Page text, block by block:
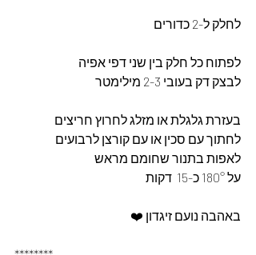
לחלק ל-2 כדורים
לפתוח כל חלק בין שני דפי אפיה
לבצק דק בעובי 2-3 מילימטר
בעזרת גלגלת או מזלג לחרוץ חריצים
לחתוך עם סכין או עם קורצן לרבועים
לאפות בתנור שחומם מראש
על 180° כ-15  דקות
באהבה נועם זיגדון ❤️